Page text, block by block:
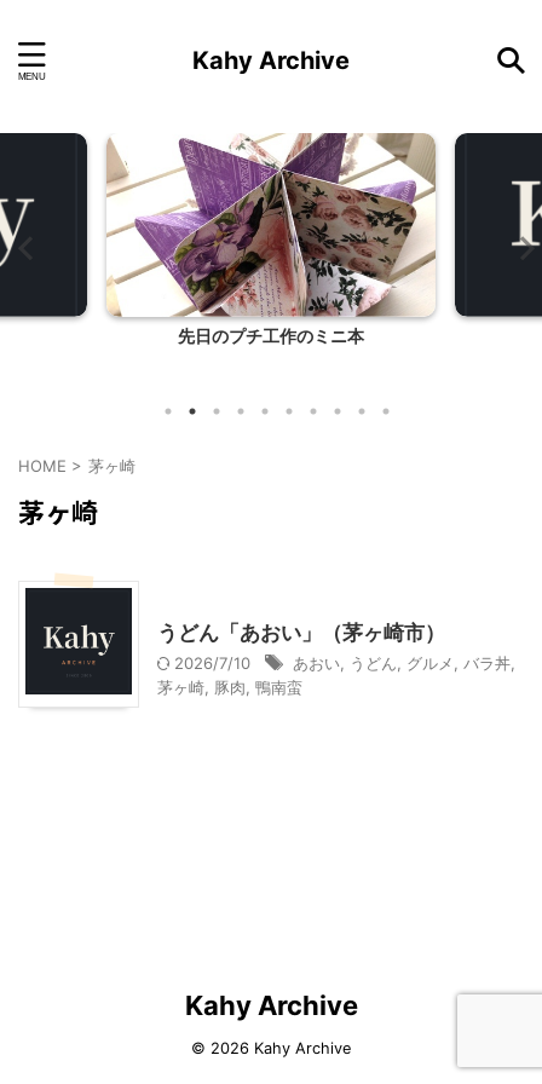
Kahy Archive
先日のプチ工作のミニ本
HOME > 茅ヶ崎
茅ヶ崎
うどん「あおい」（茅ヶ崎市）
2026/7/10 あおい うどん グルメ バラ丼
茅ヶ崎 豚肉 鴨南蛮
Kahy Archive
© 2026 Kahy Archive